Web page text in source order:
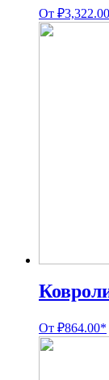
От ₽3,322.00
От ₽864.00*